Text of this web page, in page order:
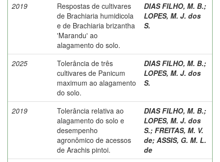
2019
Respostas de cultivares
de Brachiaria humidicola
e de Brachiaria brizantha
'Marandu' ao
alagamento do solo.
DIAS FILHO, M. B.;
LOPES, M. J. dos
S.
2025
Tolerância de três
cultivares de Panicum
maximum ao alagamento
do solo.
DIAS FILHO, M. B.;
LOPES, M. J. dos
S.
2019
Tolerância relativa ao
alagamento do solo e
desempenho
agronômico de acessos
de Arachis pintoi.
DIAS FILHO, M. B.;
LOPES, M. J. dos
S.; FREITAS, M. V.
de; ASSIS, G. M. L.
de